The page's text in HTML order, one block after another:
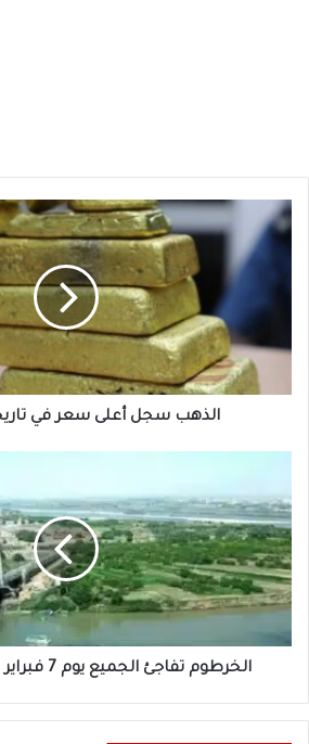
الذهب
سجل
بالسودان
الذهب سجل أعلى سعر في
الجميع
يوم
7
فبراير
بحدث
متوقع
الخرطوم تفاجئ الجميع يوم 7 فبراير بحدث غير متوقع